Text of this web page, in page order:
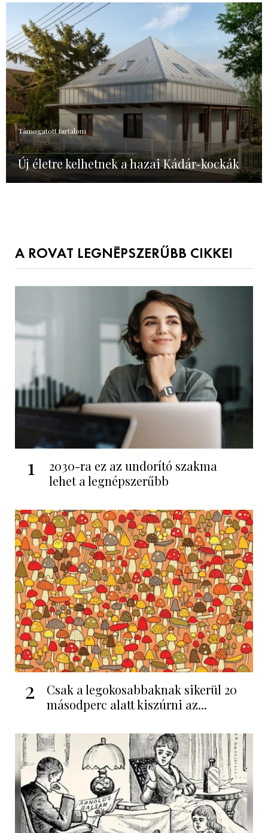
Támogatott tartalom
Új életre kelhetnek a hazai Kádár-kockák
A ROVAT LEGNÉPSZERŰBB CIKKEI
1
2030-ra ez az undorító szakma
lehet a legnépszerűbb
2
Csak a legokosabbaknak sikerül 20
másodperc alatt kiszúrni az...